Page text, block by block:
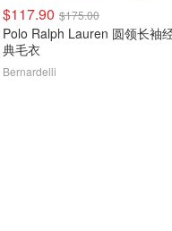
$117.90 $175.00
Polo Ralph Lauren 圆领长袖
典毛衣
Bernardelli